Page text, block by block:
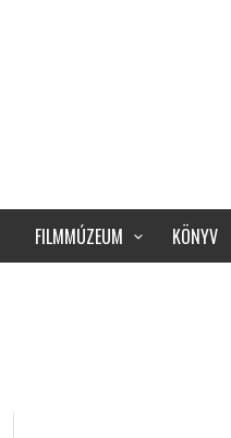
FILMMÚZEUM KÖNYV